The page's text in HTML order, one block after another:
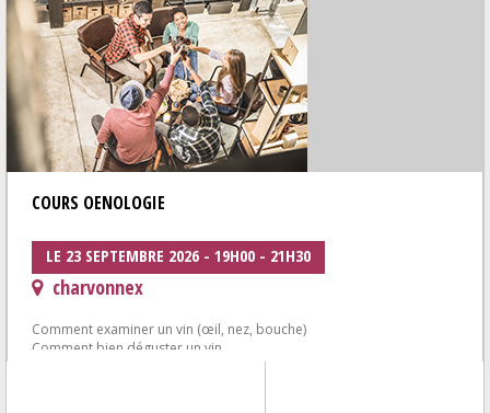
COURS OENOLOGIE
LE 23 SEPTEMBRE 2026 - 19H00 - 21H30
charvonnex
Comment examiner un vin (œil, nez, bouche)
Comment bien déguster un vin...
Réunir les bonnes conditions (verre, température, carafage,...)<...